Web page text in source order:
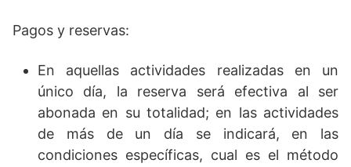
Pagos y reservas:
En aquellas actividades realizadas en un
único día, la reserva será efectiva al ser
abonada en su totalidad; en las actividades
de más de un día se indicará, en las
condiciones específicas, cual es el método